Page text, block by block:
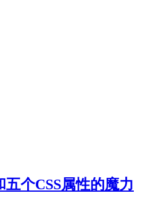
个CSS属性的魔力